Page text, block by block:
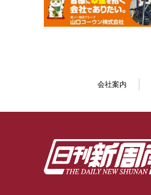
会社案内